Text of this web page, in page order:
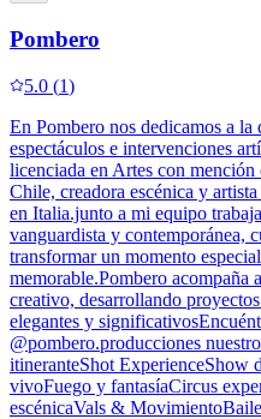
Pombero
5.0 (1)
En Pombero nos dedicamos a
espectáculos e intervenciones
licenciada en Artes con
Chile, creadora escénica y
en Italia.junto a mi equipo
vanguardista y contemporánea,
transformar un momento
memorable.Pombero acompaña
creativo, desarrollando
elegantes y
@pombero.producciones
itineranteShot ExperienceShow
vivoFuego y fantasíaCircus
escénicaVals &